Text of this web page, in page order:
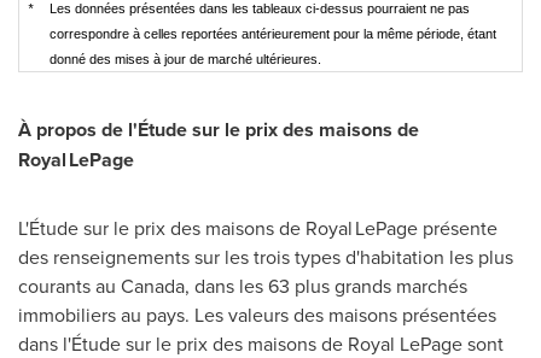
*
Les données présentées dans les tableaux ci-­dessus pourraient ne pas
correspondre à celles reportées antérieurement pour la même période, étant
donné des mises à jour de marché ultérieures.
À propos de l'Étude sur le prix des maisons de
Royal LePage
L'Étude sur le prix des maisons de Royal LePage présente
des renseignements sur les trois types d'habitation les plus
courants au Canada, dans les 63 plus grands marchés
immobiliers au pays. Les valeurs des maisons présentées
dans l'Étude sur le prix des maisons de Royal LePagesont